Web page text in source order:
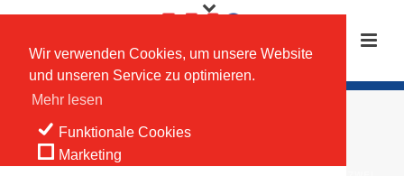
Wir verwenden Cookies, um unsere Website
und unseren Service zu optimieren.
Mehr lesen
Funktionale Cookies
Marketing
KCD